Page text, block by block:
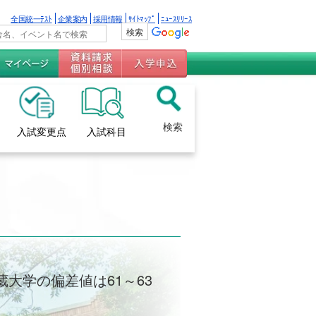
全国統一ﾃｽﾄ 企業案内 採用情報 ｻｲﾄﾏｯﾌﾟ ﾆｭｰｽﾘﾘｰｽ
入試変更点 入試科目 検索
大学の偏差値は61～63